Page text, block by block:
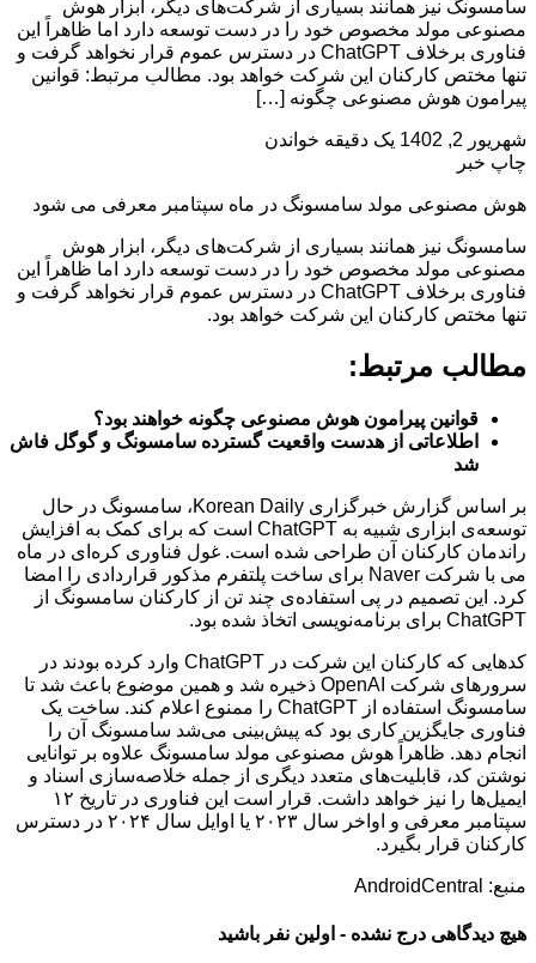
سامسونگ نیز همانند بسیاری از شرکت‌های دیگر، ابزار هوش
مصنوعی مولد مخصوص خود را در دست توسعه دارد اما ظاهراً این
فناوری برخلاف ChatGPT در دسترس عموم قرار نخواهد گرفت و
تنها مختص کارکنان این شرکت خواهد بود. مطالب مرتبط: قوانین
پیرامون هوش مصنوعی چگونه […]
شهریور 2, 1402
یک دقیقه خواندن
چاپ خبر
هوش مصنوعی مولد سامسونگ در ماه سپتامبر معرفی می شود
سامسونگ نیز همانند بسیاری از شرکت‌های دیگر، ابزار هوش
مصنوعی مولد مخصوص خود را در دست توسعه دارد اما ظاهراً این
فناوری برخلاف ChatGPT در دسترس عموم قرار نخواهد گرفت و
تنها مختص کارکنان این شرکت خواهد بود.
مطالب مرتبط:
قوانین پیرامون هوش مصنوعی چگونه خواهند بود؟
اطلاعاتی از هدست واقعیت گسترده سامسونگ و گوگل فاش
شد
بر اساس گزارش خبرگزاری Korean Daily، سامسونگ در حال
توسعه‌ی ابزاری شبیه به ChatGPT است که برای کمک به افزایش
راندمان کارکنان آن طراحی شده است. غول فناوری کره‌ای در ماه
می با شرکت Naver برای ساخت پلتفرم مذکور قراردادی را امضا
کرد. این تصمیم در پی استفاده‌ی چند تن از کارکنان سامسونگ از
ChatGPT برای برنامه‌نویسی اتخاذ شده بود.
کدهایی که کارکنان این شرکت در ChatGPT وارد کرده بودند در
سرورهای شرکت OpenAI ذخیره شد و همین موضوع باعث شد تا
سامسونگ استفاده از ChatGPT را ممنوع اعلام کند. ساخت یک
فناوری جایگزین کاری بود که پیش‌بینی می‌شد سامسونگ آن را
انجام دهد. ظاهراً هوش مصنوعی مولد سامسونگ علاوه بر توانایی
نوشتن کد، قابلیت‌های متعدد دیگری از جمله خلاصه‌سازی اسناد و
ایمیل‌ها را نیز خواهد داشت. قرار است این فناوری در تاریخ ۱۲
سپتامبر معرفی و اواخر سال ۲۰۲۳ یا اوایل سال ۲۰۲۴ در دسترس
کارکنان قرار بگیرد.
منبع: AndroidCentral
هیچ دیدگاهی درج نشده - اولین نفر باشید